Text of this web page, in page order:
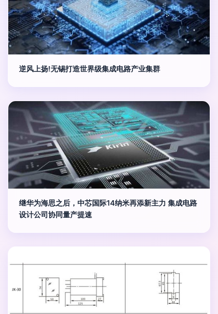
逆风上扬!无锡打造世界级集成电路产业集群
继华为海思之后，中芯国际14纳米再添新主力 集成电路
设计公司协同量产提速